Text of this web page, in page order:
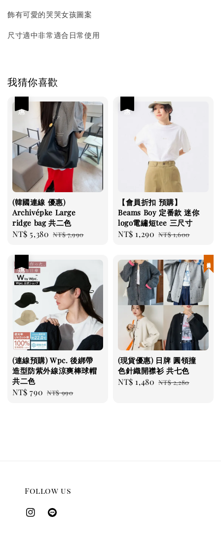
飾有可愛的哭哭女孩圖案
尺寸適中非常適合日常使用
我猜你喜歡
(韓國連線 優惠)
Archivépke Large
ridge bag 共二色
Sale
NT$ 5,380 Regular
NT$ 7,990
【會員折扣 預購】
Beams Boy 定番款 迷你
logo電繡短tee 三尺寸
Sale
NT$ 1,290 Regular
NT$ 1,600
(連線預購) Wpc. 後綁帶
造型防紫外線涼爽棒球帽
共二色
Sale
NT$ 790 Regular
NT$ 990
(現貨優惠) 日牌 圓領撞
色針織開襟衫 共七色
Sale
NT$ 1,480 Regular
NT$ 2,280
Follow us